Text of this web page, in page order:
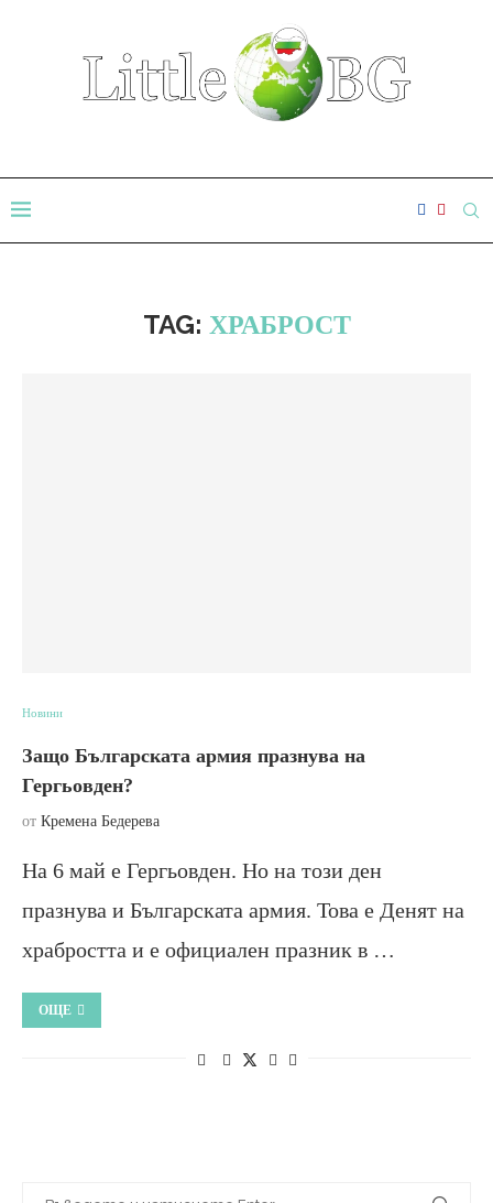
TAG: ХРАБРОСТ
Новини
Защо Българската армия празнува на
Гергьовден?
от Кремена Бедерева
На 6 май е Гергьовден. Но на този ден
празнува и Българската армия. Това е Денят на
храбростта и е официален празник в …
ОЩЕ